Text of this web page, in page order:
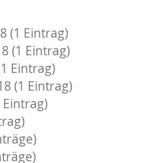
(1 Eintrag)
(1 Eintrag)
Eintrag)
(1 Eintrag)